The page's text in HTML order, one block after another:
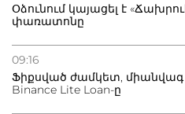
Օձունում կայացել է
փառատոնը
09:16
Ֆիքսված ժամկետ, միանվագ
Binance Lite Loan-ը